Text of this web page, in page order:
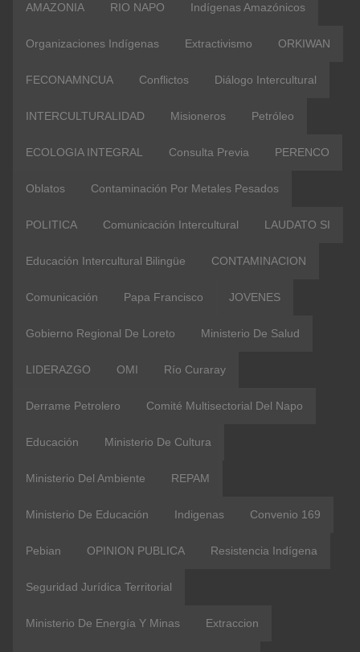
AMAZONIA RIO NAPO Indígenas Amazónicos
Organizaciones Indígenas Extractivismo ORKIWAN
FECONAMNCUA Conflictos Diálogo Intercultural
INTERCULTURALIDAD Misioneros Petróleo
ECOLOGIA INTEGRAL Consulta Previa PERENCO
Oblatos Contaminación Por Metales Pesados
POLITICA Comunicación Intercultural LAUDATO SI
Educación Intercultural Bilingüe CONTAMINACION
Comunicación Papa Francisco JOVENES
Gobierno Regional De Loreto Ministerio De Salud
LIDERAZGO OMI Río Curaray
Derrame Petrolero Comité Multisectorial Del Napo
Educación Ministerio De Cultura
Ministerio Del Ambiente REPAM
Ministerio De Educación Indigenas Convenio 169
Pebian OPINION PUBLICA Resistencia Indígena
Seguridad Jurídica Territorial
Ministerio De Energía Y Minas Extraccion